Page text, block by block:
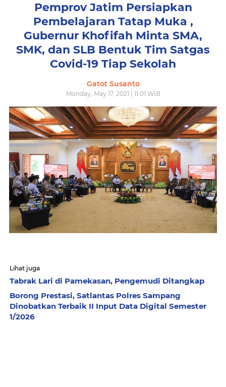
Pemprov Jatim Persiapkan
Pembelajaran Tatap Muka ,
Gubernur Khofifah Minta SMA,
SMK, dan SLB Bentuk Tim Satgas
Covid-19 Tiap Sekolah
Gatot Susanto
Monday, May 17, 2021 | 11:01 WIB
Lihat juga
Tabrak Lari di Pamekasan, Pengemudi Ditangkap
Borong Prestasi, Satlantas Polres Sampang
Dinobatkan Terbaik II Input Data Digital Semester
1/2026